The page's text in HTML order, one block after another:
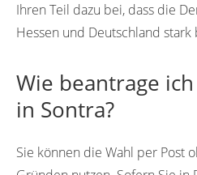
Ihren Teil dazu bei, dass die
Hessen und Deutschland stark
Wie beantrage
in Sontra?
Sie können die Wahl per Post